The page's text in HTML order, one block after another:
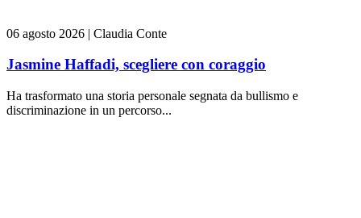
06 agosto 2026 | Claudia Conte
Jasmine Haffadi, scegliere con coraggio
Ha trasformato una storia personale segnata da bullismo e
discriminazione in un percorso...